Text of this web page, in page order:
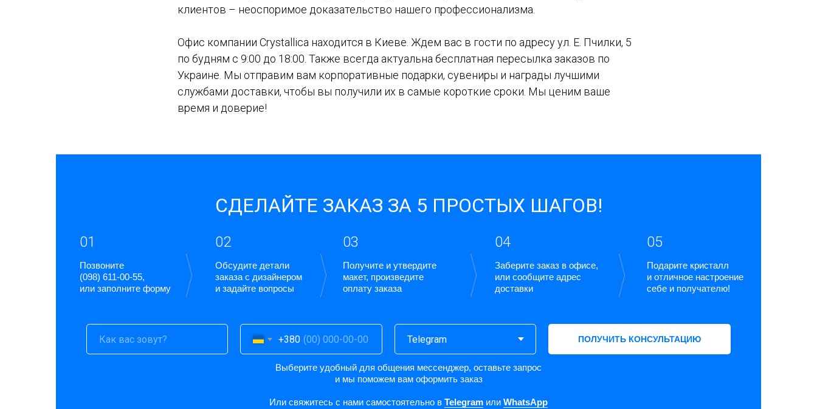
клиентов – неоспоримое доказательство нашего профессионализма.
Офис компании Crystallica находится в Киеве. Ждем вас в гости по адресу ул. Е. Пчилки, 5
по будням с 9:00 до 18:00. Также всегда актуальна бесплатная пересылка заказов по
Украине. Мы отправим вам корпоративные подарки, сувениры и награды лучшими
службами доставки, чтобы вы получили их в самые короткие сроки. Мы ценим ваше
время и доверие!
Позвоните
(098) 611-00-55,
или заполните форму
01
Обсудите детали
заказа с дизайнером
и задайте вопросы
02
Получите и утвердите
макет, произведите
оплату заказа
03
Заберите заказ в офисе,
или сообщите адрес
доставки
04
Подарите кристалл
и отличное настроение
себе и получателю!
05
СДЕЛАЙТЕ ЗАКАЗ ЗА 5 ПРОСТЫХ ШАГОВ!
+380 ПОЛУЧИТЬ КОНСУЛЬТАЦИЮ
Выберите удобный для общения мессенджер, оставьте запрос
и мы поможем вам оформить заказ
Или свяжитесь с нами самостоятельно в Telegram или WhatsApp